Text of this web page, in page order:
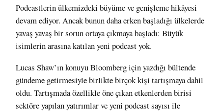
Podcastlerin ülkemizdeki büyüme ve genişleme hikâyesi
devam ediyor. Ancak bunun daha erken başladığı ülkelerde
yavaş yavaş bir sorun ortaya çıkmaya başladı: Büyük
isimlerin arasına katılan yeni podcast yok.
Lucas Shaw’ın konuyu Bloomberg içinyazdığı bültende
gündeme getirmesiyle birlikte birçok kişi tartışmaya dahil
oldu. Tartışmada özellikle öne çıkan etkenlerden birisi
sektöre yapılan yatırımlar ve yeni podcast sayısı ile